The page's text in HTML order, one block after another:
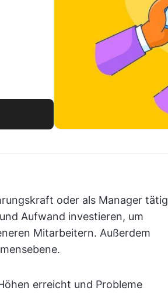
oder als Manager tätig
Aufwand investieren, um
Mitarbeitern. Außerdem
erreicht und Probleme